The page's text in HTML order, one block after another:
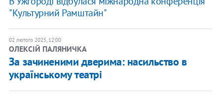
"Культурний Рамштайн"
02 лютого 2025, 12:00
ОЛЕКСІЙ ПАЛЯНИЧКА
За зачиненими дверима: насильство в
українському театрі